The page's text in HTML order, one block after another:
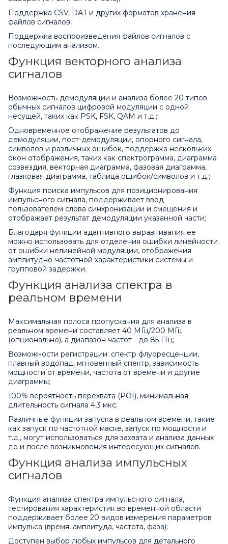
Поддержка CSV, DAT и других форматов хранения
файлов сигналов;
Поддержка воспроизведения файлов сигналов с
последующим анализом.
Функция векторного анализа
сигналов
Возможность демодуляции и анализа более 20 типов
обычных сигналов цифровой модуляции с одной
несущей, таких как PSK, FSK, QAM и т.д.;
Одновременное отображение результатов до
демодуляции, пост-демодуляции, опорного сигнала,
символов и различных ошибок, поддержка нескольких
окон отображения, таких как спектрограмма, диаграмма
созвездия, векторная диаграмма, фазовая диаграмма,
глазковая диаграмма, таблица ошибок/символов и т.д.;
Функция поиска импульсов для позиционирования
импульсного сигнала, поддерживает ввод
пользователем слова синхронизации и смещения и
отображает результат демодуляции указанной части;
Благодаря функции адаптивного выравнивания ее
можно использовать для отделения ошибки линейности
от ошибки нелинейной модуляции, отображения
амплитудно-частотной характеристики системы и
групповой задержки.
Функция анализа спектра в
реальном времени
Максимальная полоса пропускания для анализа в
реальном времени составляет 40 МГц/200 МГц
(опционально), а диапазон частот - до 85 ГГц;
Возможности регистрации: спектр флуоресценции,
плавный водопад, мгновенный спектр, зависимость
мощности от времени, частота от времени и другие
диаграммы;
100% вероятность перехвата (POI), минимальная
длительность сигнала 4,3 мкс;
Различные функции запуска в реальном времени, такие
как запуск по частотной маске, запуск по мощности и
т.д., могут использоваться для захвата и анализа данных
до и после возникновения интересующих сигналов.
Функция анализа импульсных
сигналов
Функция анализа спектра импульсного сигнала,
тестирования характеристик во временной области
поддерживает более 20 видов измерения параметров
импульса (время, амплитуда, частота, фаза);
Доступен выбор любых импульсов для детального